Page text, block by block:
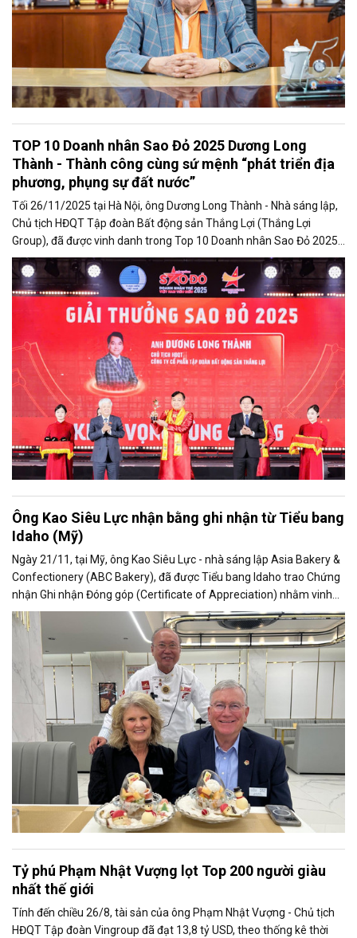
TOP 10 Doanh nhân Sao Đỏ 2025 Dương Long
Thành - Thành công cùng sứ mệnh “phát triển địa
phương, phụng sự đất nước”
Tối 26/11/2025 tại Hà Nội, ông Dương Long Thành - Nhà sáng lập,
Chủ tịch HĐQT Tập đoàn Bất động sản Thắng Lợi (Thắng Lợi
Group), đã được vinh danh trong Top 10 Doanh nhân Sao Đỏ 2025 -
giải thưởng uy tín dành cho các doanh nhân trẻ tiêu biểu của Việt
Nam.
Ông Kao Siêu Lực nhận bằng ghi nhận từ Tiểu bang
Idaho (Mỹ)
Ngày 21/11, tại Mỹ, ông Kao Siêu Lực - nhà sáng lập Asia Bakery &
Confectionery (ABC Bakery), đã được Tiểu bang Idaho trao Chứng
nhận Ghi nhận Đóng góp (Certificate of Appreciation) nhằm vinh
danh những đóng góp của doanh nghiệp trong vai trò đối tác quan
trọng của Ủy ban Lúa mì Idaho (Idaho Wheat Commission) và là
“Người bạn của Tiểu bang Idaho”.
Tỷ phú Phạm Nhật Vượng lọt Top 200 người giàu
nhất thế giới
Tính đến chiều 26/8, tài sản của ông Phạm Nhật Vượng - Chủ tịch
HĐQT Tập đoàn Vingroup đã đạt 13,8 tỷ USD, theo thống kê thời